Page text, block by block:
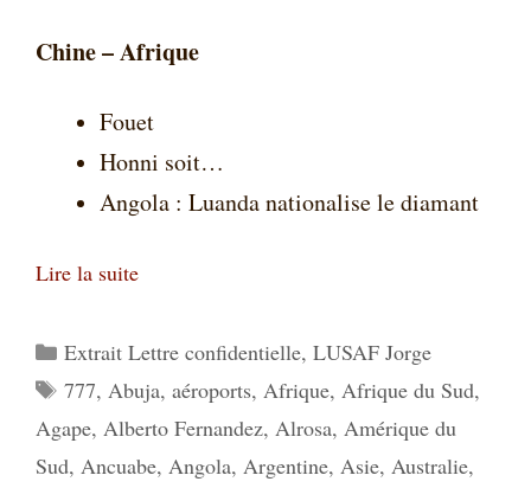
Chine – Afrique
Fouet
Honni soit…
Angola : Luanda nationalise le diamant
Lire la suite
Catégories
Extrait Lettre confidentielle, LUSAF Jorge
Étiquettes
777, Abuja, aéroports, Afrique, Afrique du Sud,
Agape, Alberto Fernandez, Alrosa, Amérique du
Sud, Ancuabe, Angola, Argentine, Asie, Australie,